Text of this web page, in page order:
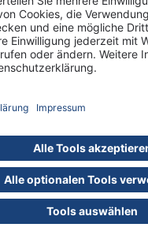
Berlin
nach oben